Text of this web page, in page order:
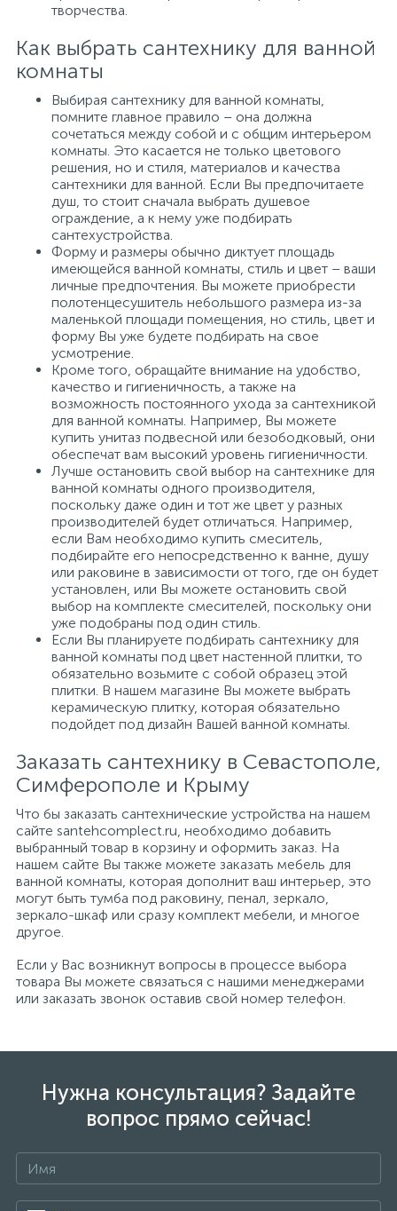
творчества.
Как выбрать сантехнику для ванной
комнаты
Выбирая сантехнику для ванной комнаты,
помните главное правило – она должна
сочетаться между собой и с общим интерьером
комнаты. Это касается не только цветового
решения, но и стиля, материалов и качества
сантехники для ванной. Если Вы предпочитаете
душ, то стоит сначала выбрать душевое
ограждение, а к нему уже подбирать
сантехустройства.
Форму и размеры обычно диктует площадь
имеющейся ванной комнаты, стиль и цвет – ваши
личные предпочтения. Вы можете приобрести
полотенцесушитель небольшого размера из-за
маленькой площади помещения, но стиль, цвет и
форму Вы уже будете подбирать на свое
усмотрение.
Кроме того, обращайте внимание на удобство,
качество и гигиеничность, а также на
возможность постоянного ухода за сантехникой
для ванной комнаты. Например, Вы можете
купить унитаз подвесной или безободковый, они
обеспечат вам высокий уровень гигиеничности.
Лучше остановить свой выбор на сантехнике для
ванной комнаты одного производителя,
поскольку даже один и тот же цвет у разных
производителей будет отличаться. Например,
если Вам необходимо купить смеситель,
подбирайте его непосредственно к ванне, душу
или раковине в зависимости от того, где он будет
установлен, или Вы можете остановить свой
выбор на комплекте смесителей, поскольку они
уже подобраны под один стиль.
Если Вы планируете подбирать сантехнику для
ванной комнаты под цвет настенной плитки, то
обязательно возьмите с собой образец этой
плитки. В нашем магазине Вы можете выбрать
керамическую плитку, которая обязательно
подойдет под дизайн Вашей ванной комнаты.
Заказать сантехнику в Севастополе,
Симферополе и Крыму
Что бы заказать сантехнические устройства на нашем
сайте santehcomplect.ru, необходимо добавить
выбранный товар в корзину и оформить заказ. На
нашем сайте Вы также можете заказать мебель для
ванной комнаты, которая дополнит ваш интерьер, это
могут быть тумба под раковину, пенал, зеркало,
зеркало-шкаф или сразу комплект мебели, и многое
другое.
Если у Вас возникнут вопросы в процессе выбора
товара Вы можете связаться с нашими менеджерами
или заказать звонок оставив свой номер телефон.
Нужна консультация? Задайте
вопрос прямо сейчас!